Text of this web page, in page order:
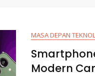
MASA DEPAN
Modern